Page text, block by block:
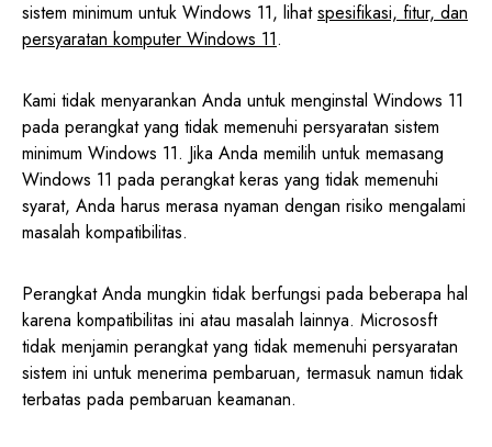
sistem minimum untuk Windows 11, lihatspesifikasi, fitur, dan
persyaratan komputer Windows 11.
Kami tidak menyarankan Anda untuk menginstal Windows 11
pada perangkat yang tidak memenuhi persyaratan sistem
minimum Windows 11. Jika Anda memilih untuk memasang
Windows 11 pada perangkat keras yang tidak memenuhi
syarat, Anda harus merasa nyaman dengan risiko mengalami
masalah kompatibilitas.
Perangkat Anda mungkin tidak berfungsi pada beberapa hal
karena kompatibilitas ini atau masalah lainnya. Micrososft
tidak menjamin perangkat yang tidak memenuhi persyaratan
sistem ini untuk menerima pembaruan, termasuk namun tidak
terbatas pada pembaruan keamanan.